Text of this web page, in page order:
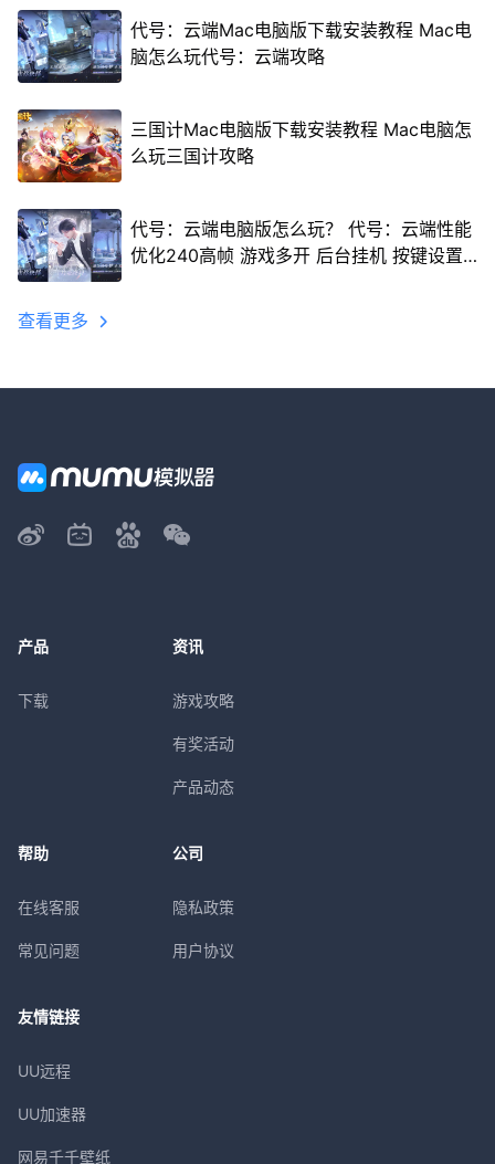
代号：云端Mac电脑版下载安装教程 Mac电
脑怎么玩代号：云端攻略
三国计Mac电脑版下载安装教程 Mac电脑怎
么玩三国计攻略
代号：云端电脑版怎么玩？ 代号：云端性能
优化240高帧 游戏多开 后台挂机 按键设置
查看更多
产品
下载
资讯
游戏攻略
有奖活动
产品动态
帮助
在线客服
常见问题
公司
隐私政策
用户协议
友情链接
UU远程
UU加速器
网易千千壁纸